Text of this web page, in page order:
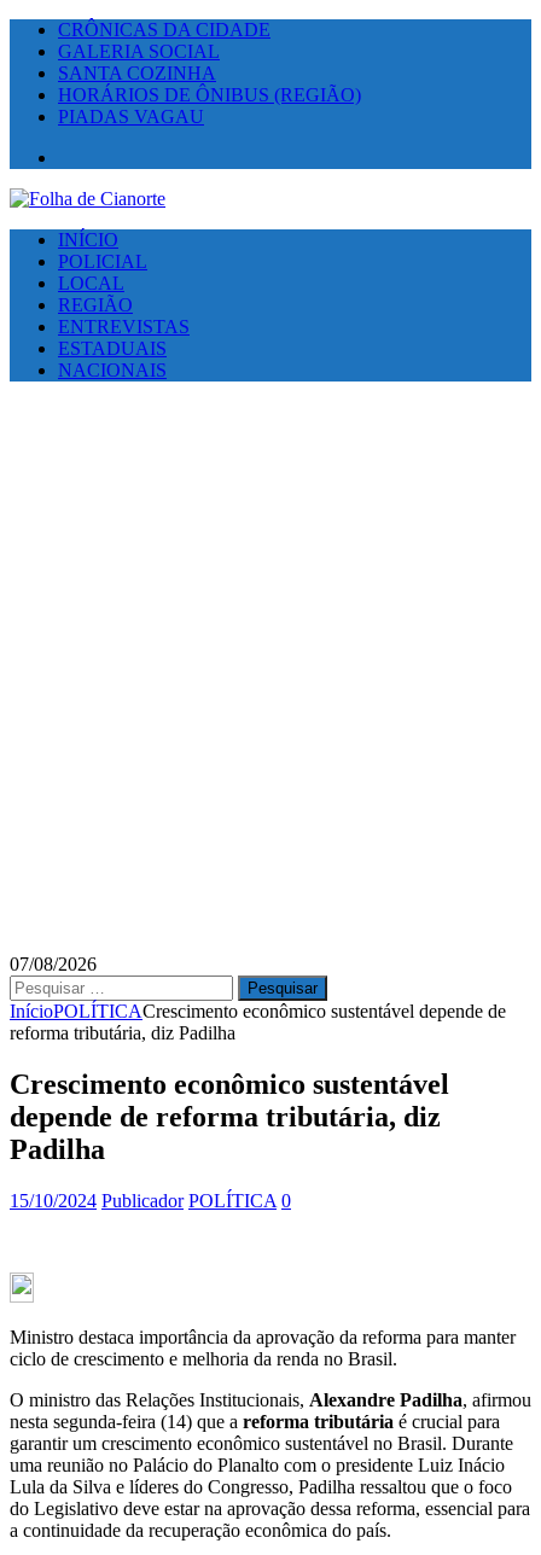
CRÔNICAS DA CIDADE
GALERIA SOCIAL
SANTA COZINHA
HORÁRIOS DE ÔNIBUS (REGIÃO)
PIADAS VAGAU
INÍCIO
POLICIAL
LOCAL
REGIÃO
ENTREVISTAS
ESTADUAIS
NACIONAIS
07/08/2026
Pesquisar
por:
InícioPOLÍTICACrescimento econômico sustentável depende de
reforma tributária, diz Padilha
Crescimento econômico sustentável
depende de reforma tributária, diz
Padilha
15/10/2024 Publicador POLÍTICA 0
Ministro destaca importância da aprovação da reforma para manter
ciclo de crescimento e melhoria da renda no Brasil.
O ministro das Relações Institucionais, Alexandre Padilha, afirmou
nesta segunda-feira (14) que a reforma tributária é crucial para
garantir um crescimento econômico sustentável no Brasil. Durante
uma reunião no Palácio do Planalto com o presidente Luiz Inácio
Lula da Silva e líderes do Congresso, Padilha ressaltou que o foco
do Legislativo deve estar na aprovação dessa reforma, essencial para
a continuidade da recuperação econômica do país.